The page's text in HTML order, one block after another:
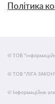
Політика
© ТОВ
© ТОВ "ЛІГА
© Інформаційне